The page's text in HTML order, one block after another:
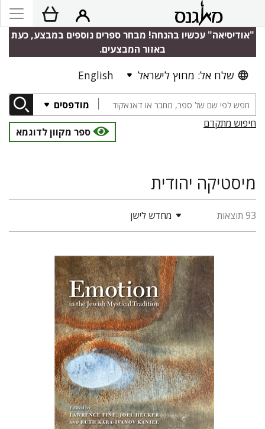
"אודיסיאה" עכשיו בהנחה! מבחר ספרים נוספים במבצע, כעת
באזור המבצעים.
שלח אל: מחוץ לישראל English
מודפסים
חיפוש מתקדם
ספר מקוון לדוגמא
מיסטיקה יהודית
93 תוצאות מחדש לישן
רות קרא-איוונוב קניאל
ג'ואל
הקר
לורנס פיין